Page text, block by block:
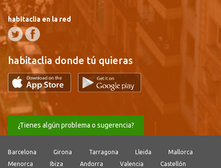
habitaclia en la red
habitaclia donde tú quieras
¿Tienes algún problema o sugerencia?
Barcelona Girona Tarragona Lleida
Mallorca
Menorca
Ibiza Andorra Valencia
Castellón